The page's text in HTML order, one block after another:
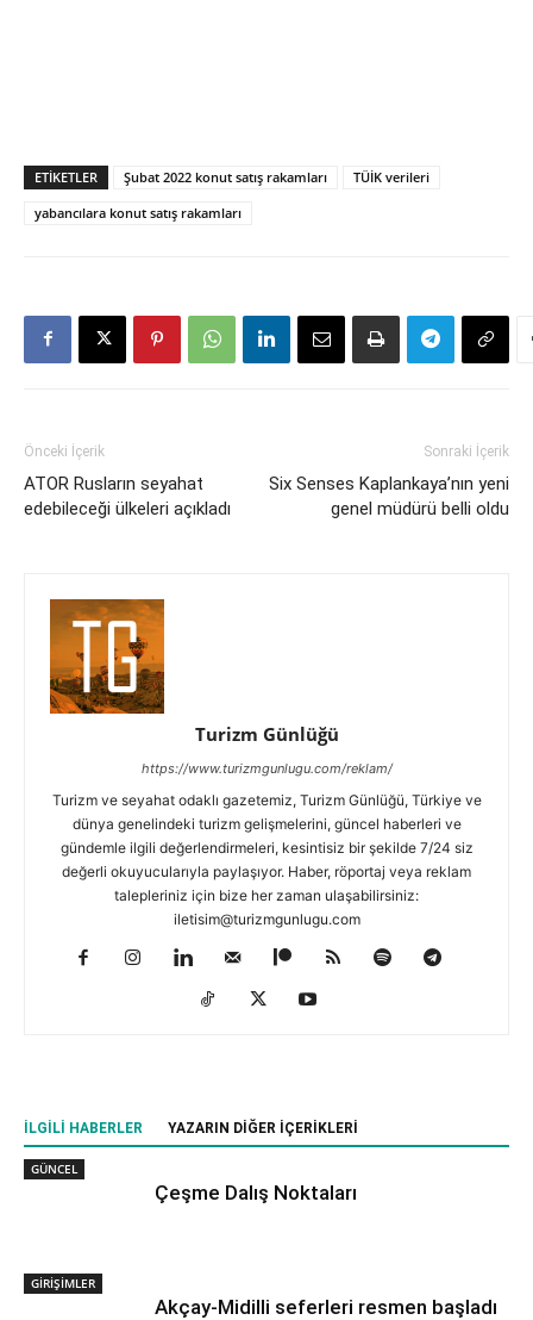
ETIKETLER Şubat 2022 konut satış rakamları
TÜİK verileri
yabancılara konut satış rakamları
Önceki İçerik
ATOR Rusların seyahat
edebileceği ülkeleri açıkladı
Sonraki İçerik
Six Senses Kaplankaya’nın yeni
genel müdürü belli oldu
Turizm Günlüğü
https://www.turizmgunlugu.com/reklam/
Turizm ve seyahat odaklı gazetemiz, Turizm Günlüğü, Türkiye ve
dünya genelindeki turizm gelişmelerini, güncel haberleri ve
gündemle ilgili değerlendirmeleri, kesintisiz bir şekilde 7/24 siz
değerli okuyucularıyla paylaşıyor. Haber, röportaj veya reklam
talepleriniz için bize her zaman ulaşabilirsiniz:
iletisim@turizmgunlugu.com
İLGILI HABERLER YAZARIN DIĞER İÇERIKLERI
GÜNCEL
Çeşme Dalış Noktaları
GİRİŞİMLER
Akçay-Midilli seferleri resmen başladı